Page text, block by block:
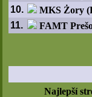
10.
MKS Żory
11.
FAMT
Najlepší